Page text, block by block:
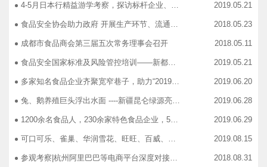
4-5月日本行精益游学考察，探访标杆企业、解析成功密码 2019.05.21
食品安全协会助力政府 开展生产环节、流通环节、餐饮环节培训会 2018.05.23
成都市食品商会第三届五次常务理事会召开 2018.05.11
食品安全国家标准及风险管控培训——新都站、广汉站、简阳站 2019.05.21
多家知名食品企业齐聚宽窄巷子，助力“2019食品安全宣传周” 2019.06.20
兔、鹅养殖巨头浮出水面 ----新疆昆仑绿源亮相成都餐饮供应链展 引领绿色食材新高度 2019.06.28
1200余名食品人，230余家特色食品企业，50余家新零售平台齐聚成都“搞事情”！ 2019.06.29
可口可乐、雀巢、华润雪花、旺旺、百威、青岛啤酒，销售过亿的经销商等齐聚上海，只为2019中国快消品大会！ 2019.08.15
参观考察|杭州阿里巴巴等电商平台深度对接，仅剩3个名额！ 2018.08.31